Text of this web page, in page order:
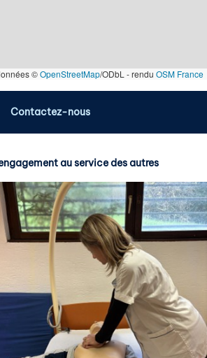
au service des autres
©OpenStreetMap/ODbL - rendu OSM France
Contactez-nous